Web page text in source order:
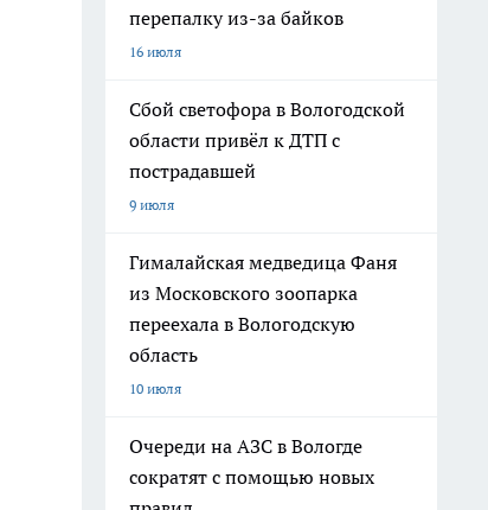
перепалку из-за байков
16 июля
Сбой светофора в Вологодской
области привёл к ДТП с
пострадавшей
9 июля
Гималайская медведица Фаня
из Московского зоопарка
переехала в Вологодскую
область
10 июля
Очереди на АЗС в Вологде
сократят с помощью новых